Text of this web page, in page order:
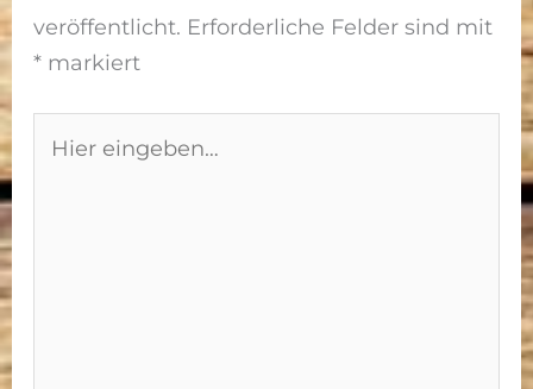
veröffentlicht. Erforderliche Felder sind mit
* markiert
eingeben…